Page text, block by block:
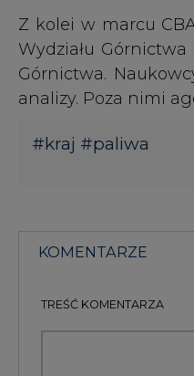
TREŚĆ KOMENTARZA
Bądź